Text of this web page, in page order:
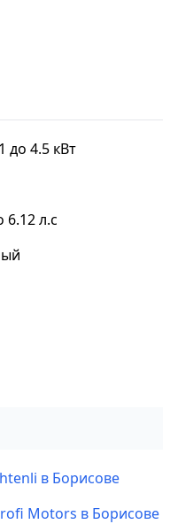
до 4.5 кВт
л.с
в Борисове
Motors в Борисове